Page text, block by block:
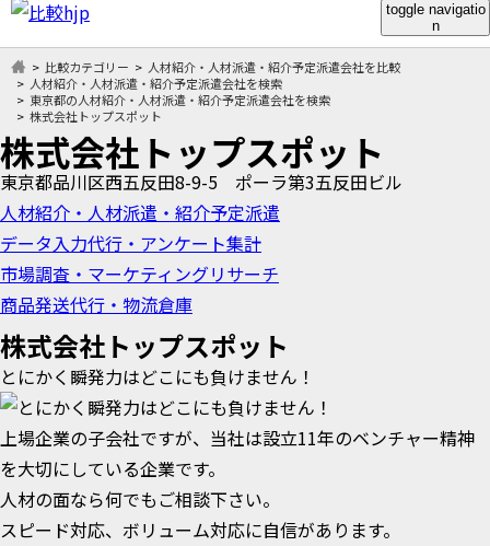
toggle navigatio
n
比較カテゴリー
人材紹介・人材派遣・紹介予定派遣会社を比較
人材紹介・人材派遣・紹介予定派遣会社を検索
東京都の人材紹介・人材派遣・紹介予定派遣会社を検索
株式会社トップスポット
株式会社トップスポット
東京都品川区西五反田8-9-5 ポーラ第3五反田ビル
人材紹介・人材派遣・紹介予定派遣
データ入力代行・アンケート集計
市場調査・マーケティングリサーチ
商品発送代行・物流倉庫
株式会社トップスポット
とにかく瞬発力はどこにも負けません！
上場企業の子会社ですが、当社は設立11年のベンチャー精神
を大切にしている企業です。
人材の面なら何でもご相談下さい。
スピード対応、ボリューム対応に自信があります。